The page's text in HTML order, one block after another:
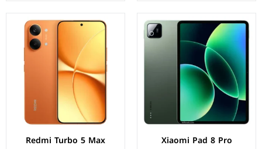
Xiaomi Pad 8 Pro
Redmi Turbo 5 Max
الشاشة:AMOLED بحجم 6.59 بوصة بدقة 1268p
المعالج:Mediatek Dimensity 8500 Ultra
الكاميرات:خلفية 50+8 م.ب/ امامية 20 م.ب
الذاكرة+الرام:256/512 + 12/16 جيجابايت
نظام التشغيل:Android 16
البطارية:
عرض المواصفات ←
الشاشة:AMOLED بحجم 6.83 بوصة بدقة 1280p
المعالج:
الكاميرات:
خلفية 50+8 م.ب/ امامية 32 م.ب
الذاكرة+الرام:256/512 + 8/12 جيجابايت
نظام التشغيل:
البطارية:
عرض المواصفات ←